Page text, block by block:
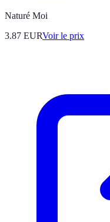
Naturé Moi
3.87 EURVoir le prix